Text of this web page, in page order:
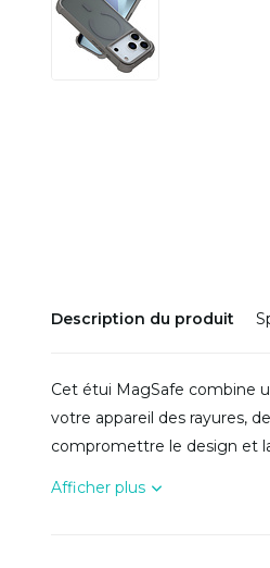
Description du produit
Cet étui MagSafe combine
votre appareil des rayures,
compromettre le design et
Afficher plus